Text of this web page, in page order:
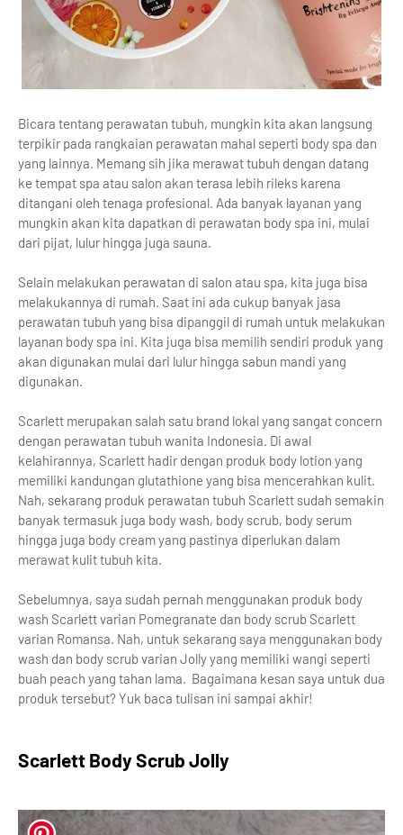
Bicara tentang perawatan tubuh, mungkin kita akan langsung
terpikir pada rangkaian perawatan mahal seperti body spa dan
yang lainnya. Memang sih jika merawat tubuh dengan datang
ke tempat spa atau salon akan terasa lebih rileks karena
ditangani oleh tenaga profesional. Ada banyak layanan yang
mungkin akan kita dapatkan di perawatan body spa ini, mulai
dari pijat, lulur hingga juga sauna.
Selain melakukan perawatan di salon atau spa, kita juga bisa
melakukannya di rumah. Saat ini ada cukup banyak jasa
perawatan tubuh yang bisa dipanggil di rumah untuk melakukan
layanan body spa ini. Kita juga bisa memilih sendiri produk yang
akan digunakan mulai dari lulur hingga sabun mandi yang
digunakan.
Scarlett merupakan salah satu brand lokal yang sangat concern
dengan perawatan tubuh wanita Indonesia. Di awal
kelahirannya, Scarlett hadir dengan produk body lotion yang
memiliki kandungan glutathione yang bisa mencerahkan kulit.
Nah, sekarang produk perawatan tubuh Scarlett sudah semakin
banyak termasuk juga body wash, body scrub, body serum
hingga juga body cream yang pastinya diperlukan dalam
merawat kulit tubuh kita.
Sebelumnya, saya sudah pernah menggunakan produk body
wash Scarlett varian Pomegranate dan body scrub Scarlett
varian Romansa. Nah, untuk sekarang saya menggunakan body
wash dan body scrub varian Jolly yang memiliki wangi seperti
buah peach yang tahan lama. Bagaimana kesan saya untuk dua
produk tersebut? Yuk baca tulisan ini sampai akhir!
Scarlett Body Scrub Jolly